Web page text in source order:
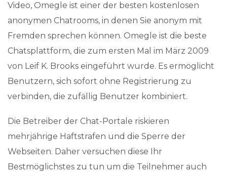
Video, Omegle ist einer der besten kostenlosen
anonymen Chatrooms, in denen Sie anonym mit
Fremden sprechen können. Omegle ist die beste
Chatsplattform, die zum ersten Mal im März 2009
von Leif K. Brooks eingeführt wurde. Es ermöglicht
Benutzern, sich sofort ohne Registrierung zu
verbinden, die zufällig Benutzer kombiniert.
Die Betreiber der Chat-Portale riskieren
mehrjährige Haftstrafen und die Sperre der
Webseiten. Daher versuchen diese Ihr
Bestmöglichstes zu tun um die Teilnehmer auch